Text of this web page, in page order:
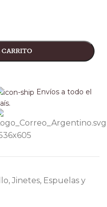
CARRITO
Envíos a todo el
, Jinetes, Espuelas y